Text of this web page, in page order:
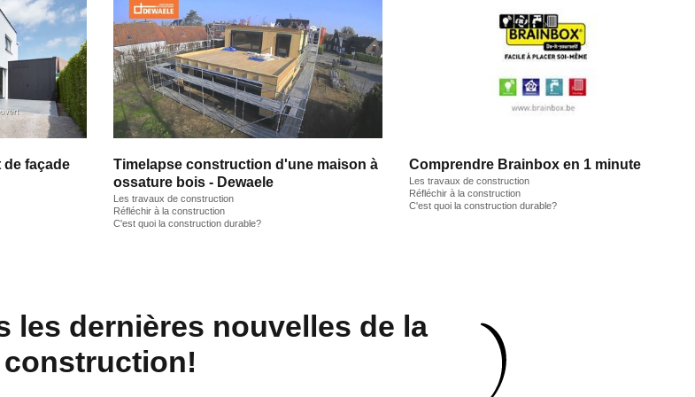
de façade
Timelapse construction d'une maison à
ossature bois - Dewaele
Les travaux de construction
Réfléchir à la construction
C'est quoi la construction durable?
Comprendre Brainbox en 1 minute
Les travaux de construction
Réfléchir à la construction
C'est quoi la construction durable?
les dernières nouvelles de la
construction!